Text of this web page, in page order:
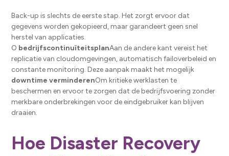
Back-up is slechts de eerste stap. Het zorgt ervoor dat
gegevens worden gekopieerd, maar garandeert geen snel
herstel van applicaties.
O bedrijfscontinuïteitsplanAan de andere kant vereist het
replicatie van cloudomgevingen, automatisch failoverbeleid en
constante monitoring. Deze aanpak maakt het mogelijk
downtime verminderenOm kritieke werklasten te
beschermen en ervoor te zorgen dat de bedrijfsvoering zonder
merkbare onderbrekingen voor de eindgebruiker kan blijven
draaien.
Hoe Disaster Recovery